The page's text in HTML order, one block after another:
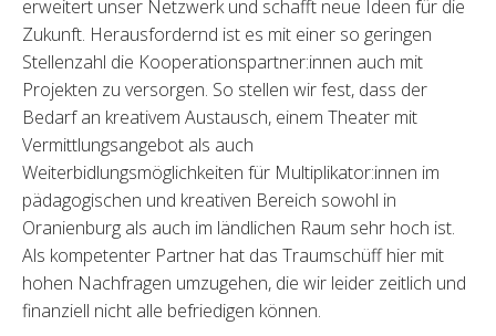
erweitert unser Netzwerk und schafft neue Ideen für die
Zukunft. Herausfordernd ist es mit einer so geringen
Stellenzahl die Kooperationspartner:innen auch mit
Projekten zu versorgen. So stellen wir fest, dass der
Bedarf an kreativem Austausch, einem Theater mit
Vermittlungsangebot als auch
Weiterbidlungsmöglichkeiten für Multiplikator:innen im
pädagogischen und kreativen Bereich sowohl in
Oranienburg als auch im ländlichen Raum sehr hoch ist.
Als kompetenter Partner hat das Traumschüff hier mit
hohen Nachfragen umzugehen, die wir leider zeitlich und
finanziell nicht alle befriedigen können.